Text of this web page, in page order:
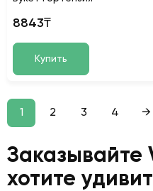
8843₸
Купить
1 2 3 4 →
Заказывайте
хотите